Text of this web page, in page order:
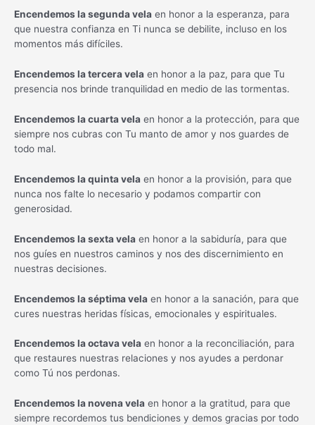
Encendemos la segunda vela en honor a la esperanza, para
que nuestra confianza en Ti nunca se debilite, incluso en los
momentos más difíciles.
Encendemos la tercera vela en honor a la paz, para que Tu
presencia nos brinde tranquilidad en medio de las tormentas.
Encendemos la cuarta vela en honor a la protección, para que
siempre nos cubras con Tu manto de amor y nos guardes de
todo mal.
Encendemos la quinta vela en honor a la provisión, para que
nunca nos falte lo necesario y podamos compartir con
generosidad.
Encendemos la sexta vela en honor a la sabiduría, para que
nos guíes en nuestros caminos y nos des discernimiento en
nuestras decisiones.
Encendemos la séptima vela en honor a la sanación, para que
cures nuestras heridas físicas, emocionales y espirituales.
Encendemos la octava vela en honor a la reconciliación, para
que restaures nuestras relaciones y nos ayudes a perdonar
como Tú nos perdonas.
Encendemos la novena vela en honor a la gratitud, para que
siempre recordemos tus bendiciones y demos gracias por todo